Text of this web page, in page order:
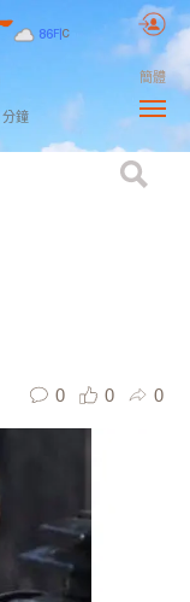
86F| C
分鐘
簡體
0 0 0